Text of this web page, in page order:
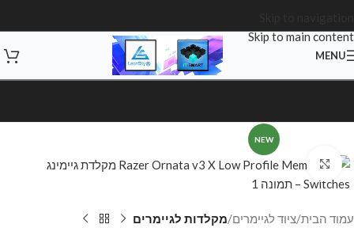
Skip to main content
MENU
NEW
Click to enlarge
עמוד הבית ציוד לגיימרים מקלדות לגיימרים